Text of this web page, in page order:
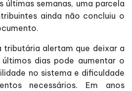
últimas semanas, uma parcela
ainda não concluiu o
tributária alertam que deixar a
últimos dias pode aumentar o
no sistema e dificuldade
necessários. Em anos